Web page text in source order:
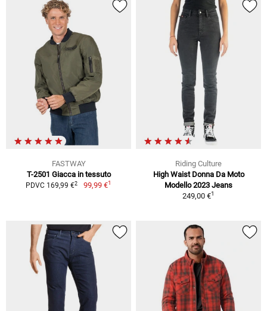
FASTWAY
T-2501 Giacca in tessuto
PDVC 169,99 €2 99,99 €1
Riding Culture
High Waist Donna Da Moto
Modello 2023 Jeans
249,00 €1